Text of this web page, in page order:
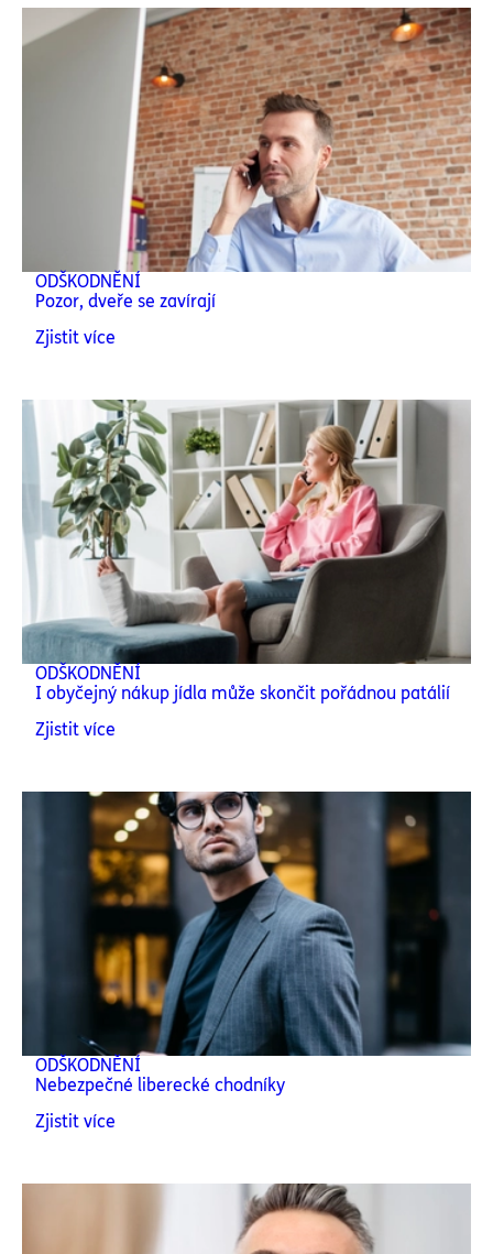
ODŠKODNĚNÍ
Pozor, dveře se zavírají
Zjistit více
ODŠKODNĚNÍ
I obyčejný nákup jídla může skončit pořádnou patálií
Zjistit více
ODŠKODNĚNÍ
Nebezpečné liberecké chodníky
Zjistit více